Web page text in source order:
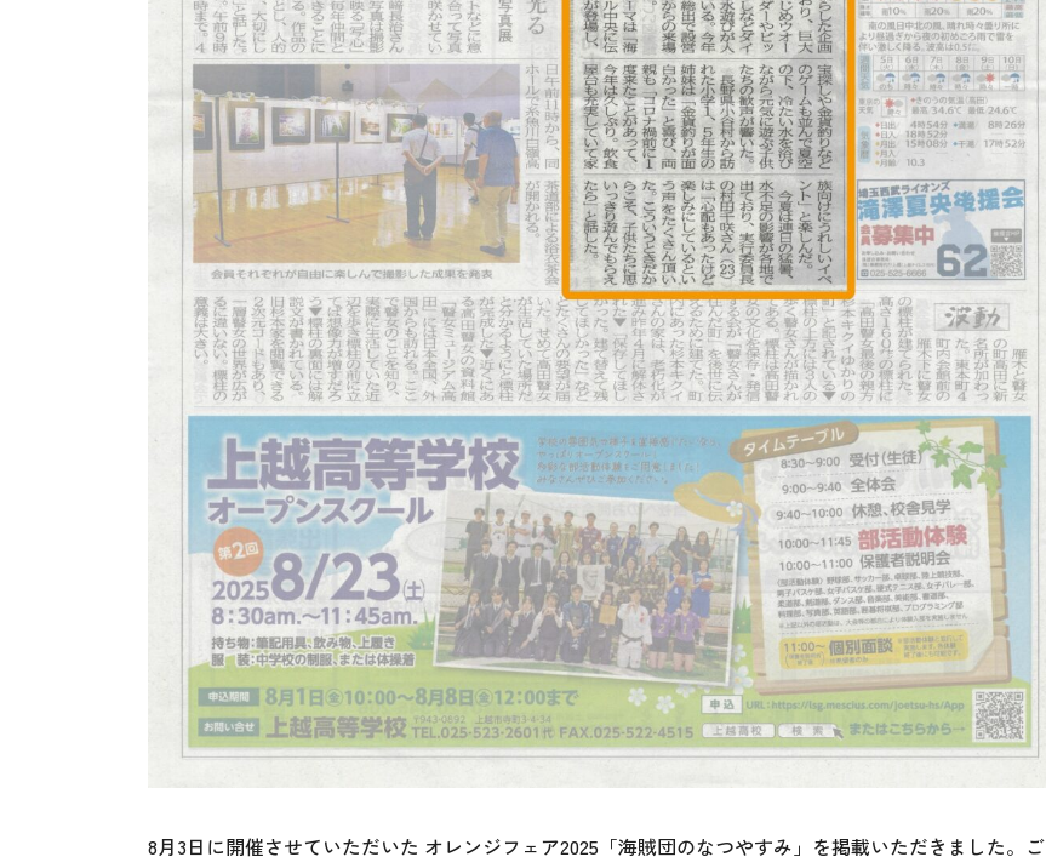
8月3日に開催させていただいた オレンジフェア2025「海賊団のなつやすみ」を掲載いただきました。ご